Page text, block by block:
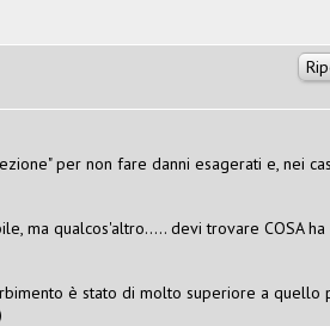
per non fare danni esagerati e, nei
ma qualcos'altro..... devi trovare COSA ha
è stato di molto superiore a quello